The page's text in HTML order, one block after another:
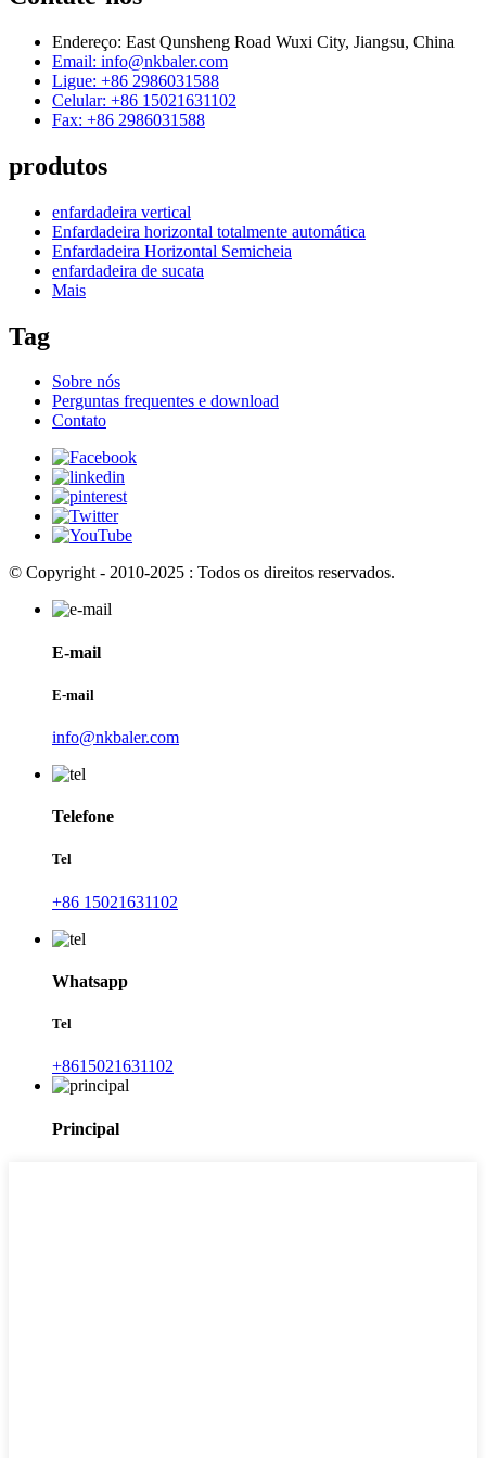
Endereço: East Qunsheng Road Wuxi City, Jiangsu, China
Email: info@nkbaler.com
Ligue: +86 2986031588
Celular: +86 15021631102
Fax: +86 2986031588
produtos
enfardadeira vertical
Enfardadeira horizontal totalmente automática
Enfardadeira Horizontal Semicheia
enfardadeira de sucata
Mais
Tag
Sobre nós
Perguntas frequentes e download
Contato
© Copyright - 2010-2025 : Todos os direitos reservados.
E-mail
E-mail
info@nkbaler.com
Telefone
Tel
+86 15021631102
Whatsapp
Tel
+8615021631102
Principal